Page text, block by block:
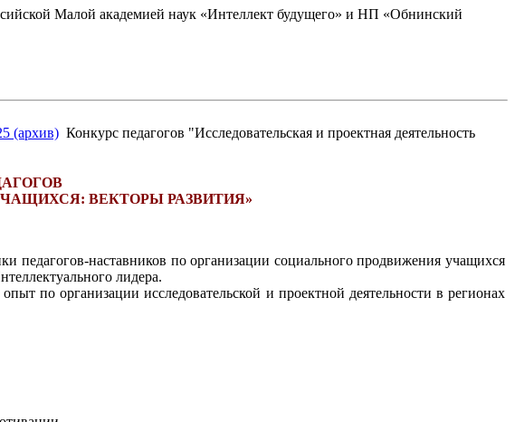
Малой академией наук «Интеллект будущего» и НП «Обнинский
(архив) Конкурс педагогов "Исследовательская и проектная деятельность
ВЕКТОРЫ РАЗВИТИЯ»
педагогов-наставников по организации социального продвижения учащихся
лидера.
по организации исследовательской и проектной деятельности в регионах